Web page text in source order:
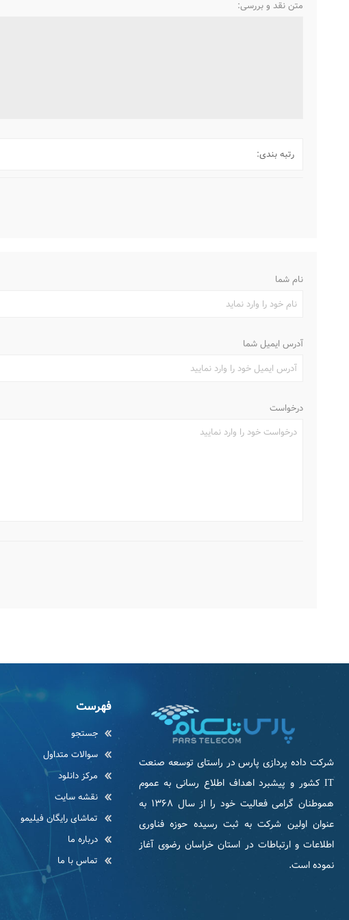
متن نقد و بررسی:
رتبه بندی:
نام شما
آدرس ایمیل شما
درخواست
شرکت داده پردازی پارس در راستای توسعه صنعت
IT كشور و پیشبرد اهداف اطلاع رسانی به عموم
هموطنان گرامی فعاليت خود را از سال ۱۳۶۸ به
عنوان اولین شرکت به ثبت رسیده حوزه فناوری
اطلاعات و ارتباطات در استان خراسان رضوی آغاز
نموده است.
فهرست
جستجو
سوالات متداول
مرکز دانلود
نقشه سایت
تماشای رایگان فیلیمو
درباره ما
تماس با ما